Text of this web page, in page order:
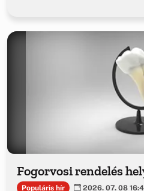
Fogorvosi rendelés
Populáris hír 2026. 07. 08